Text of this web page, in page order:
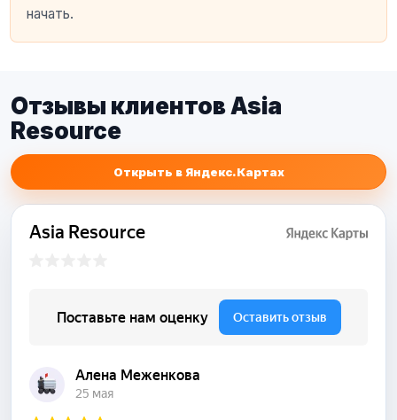
начать.
Отзывы клиентов Asia
Resource
Открыть в Яндекс.Картах